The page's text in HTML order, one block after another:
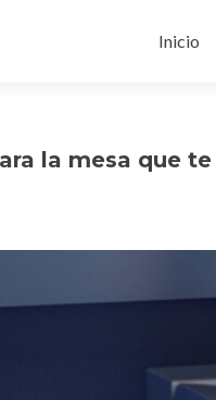
al
Inicio
la mesa que